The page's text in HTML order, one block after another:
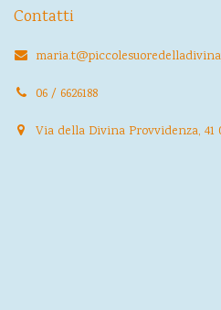
Contatti
06 / 6626188
Via della Divina Provvidenza, 41